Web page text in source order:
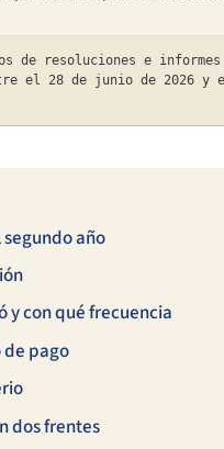
resoluciones e informes
el 28 de junio de
año
con qué frecuencia
de pago
dos frentes